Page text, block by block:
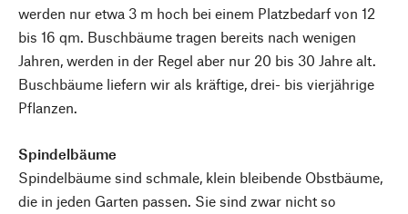
werden nur etwa 3 m hoch bei einem Platzbedarf von 12
bis 16 qm. Buschbäume tragen bereits nach wenigen
Jahren, werden in der Regel aber nur 20 bis 30 Jahre alt.
Buschbäume liefern wir als kräftige, drei- bis vierjährige
Pflanzen.
Spindelbäume
Spindelbäume sind schmale, klein bleibende Obstbäume,
die in jeden Garten passen. Sie sind zwar nicht so